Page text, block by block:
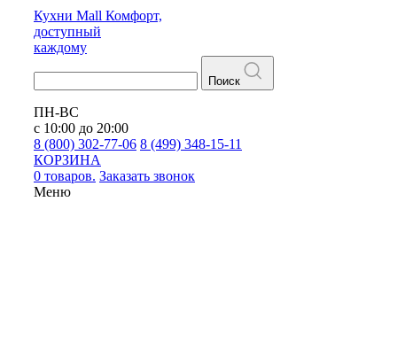
Кухни Mall Комфорт,
доступный
каждому
Поиск
ПН-ВС
с 10:00 до 20:00
8 (800) 302-77-06 8 (499) 348-15-11
КОРЗИНА
0 товаров. Заказать звонок
Меню